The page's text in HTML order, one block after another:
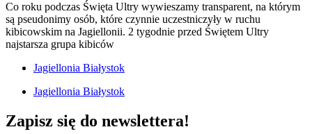
Co roku podczas Święta Ultry wywieszamy transparent, na którym
są pseudonimy osób, które czynnie uczestniczyły w ruchu
kibicowskim na Jagiellonii. 2 tygodnie przed Świętem Ultry
najstarsza grupa kibiców
Jagiellonia Białystok
Jagiellonia Białystok
Zapisz się do newslettera!